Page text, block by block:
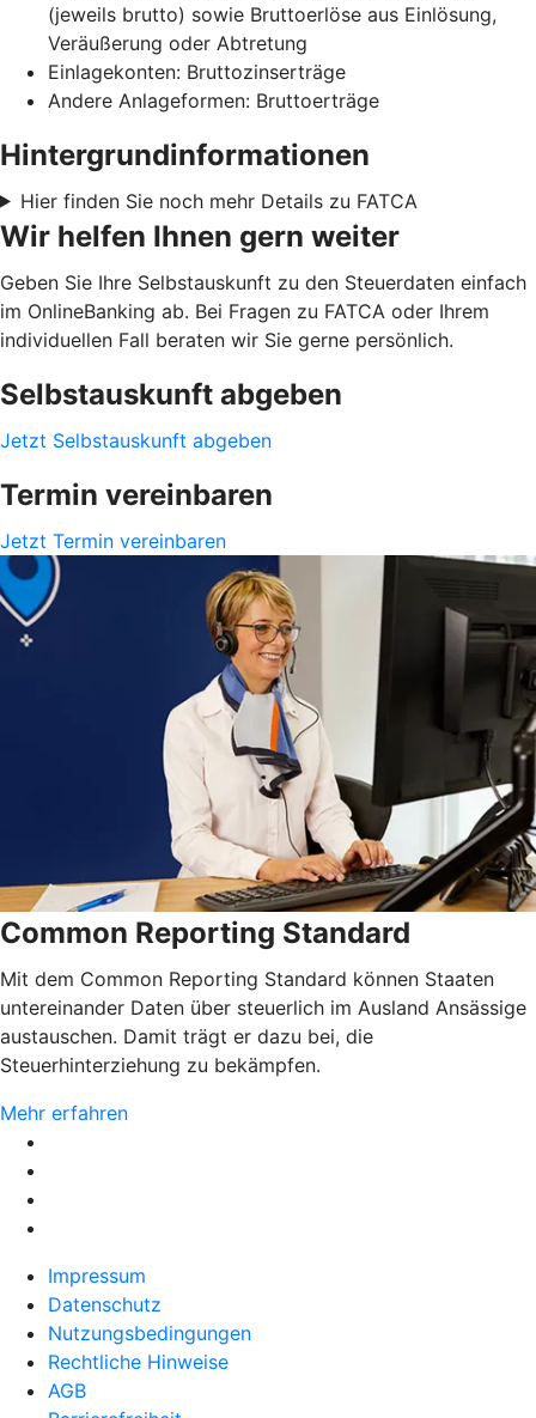
(jeweils brutto) sowie Bruttoerlöse aus Einlösung,
Veräußerung oder Abtretung
Einlagekonten: Bruttozinserträge
Andere Anlageformen: Bruttoerträge
Hintergrundinformationen
Hier finden Sie noch mehr Details zu FATCA
Wir helfen Ihnen gern weiter
Geben Sie Ihre Selbstauskunft zu den Steuerdaten einfach
im OnlineBanking ab. Bei Fragen zu FATCA oder Ihrem
individuellen Fall beraten wir Sie gerne persönlich.
Selbstauskunft abgeben
Jetzt Selbstauskunft abgeben
Termin vereinbaren
Jetzt Termin vereinbaren
Common Reporting Standard
Mit dem Common Reporting Standard können Staaten
untereinander Daten über steuerlich im Ausland Ansässige
austauschen. Damit trägt er dazu bei, die
Steuerhinterziehung zu bekämpfen.
Mehr erfahren
Impressum
Datenschutz
Nutzungsbedingungen
Rechtliche Hinweise
AGB